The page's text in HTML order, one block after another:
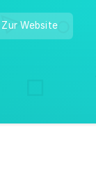
Zur Website